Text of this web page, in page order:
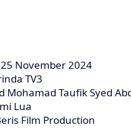
25 November 2024
TV3
Mohamad Taufik Syed
Lua
Film Production